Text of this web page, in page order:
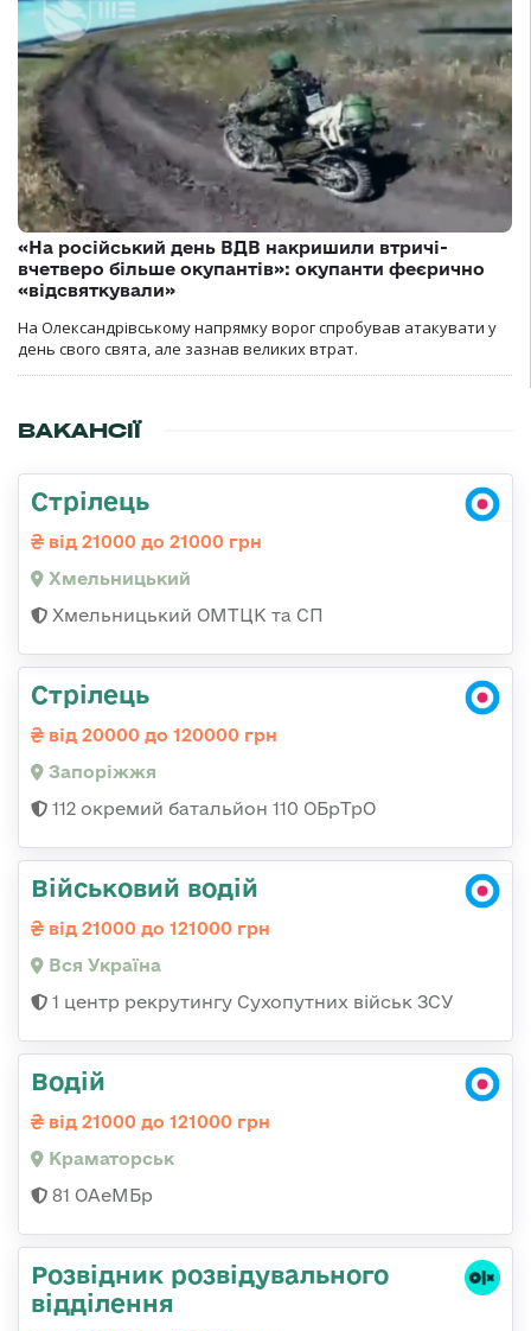
«На російський день ВДВ накришили втричі-
вчетверо більше окупантів»: окупанти феєрично
«відсвяткували»
На Олександрівському напрямку ворог спробував атакувати у
день свого свята, але зазнав великих втрат.
ВАКАНСІЇ
Стрілець
від 21000 до 21000 грн
Хмельницький
Хмельницький ОМТЦК та СП
Стрілець
від 20000 до 120000 грн
Запоріжжя
112 окремий батальйон 110 ОБрТрО
Військовий водій
від 21000 до 121000 грн
Вся Україна
1 центр рекрутингу Сухопутних військ ЗСУ
Водій
від 21000 до 121000 грн
Краматорськ
81 ОАеМБр
Розвідник розвідувального
відділення